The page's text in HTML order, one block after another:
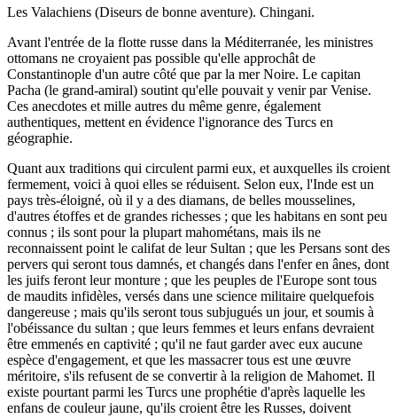
Les Valachiens (Diseurs de bonne aventure). Chingani.
Avant l'entrée de la flotte russe dans la Méditerranée, les ministres
ottomans ne croyaient pas possible qu'elle approchât de
Constantinople d'un autre côté que par la mer Noire. Le capitan
Pacha (le grand-amiral) soutint qu'elle pouvait y venir par Venise.
Ces anecdotes et mille autres du même genre, également
authentiques, mettent en évidence l'ignorance des Turcs en
géographie.
Quant aux traditions qui circulent parmi eux, et auxquelles ils croient
fermement, voici à quoi elles se réduisent. Selon eux, l'Inde est un
pays très-éloigné, où il y a des diamans, de belles mousselines,
d'autres étoffes et de grandes richesses ; que les habitans en sont peu
connus ; ils sont pour la plupart mahométans, mais ils ne
reconnaissent point le califat de leur Sultan ; que les Persans sont des
pervers qui seront tous damnés, et changés dans l'enfer en ânes, dont
les juifs feront leur monture ; que les peuples de l'Europe sont tous
de maudits infidèles, versés dans une science militaire quelquefois
dangereuse ; mais qu'ils seront tous subjugués un jour, et soumis à
l'obéissance du sultan ; que leurs femmes et leurs enfans devraient
être emmenés en captivité ; qu'il ne faut garder avec eux aucune
espèce d'engagement, et que les massacrer tous est une œuvre
méritoire, s'ils refusent de se convertir à la religion de Mahomet. Il
existe pourtant parmi les Turcs une prophétie d'après laquelle les
enfans de couleur jaune, qu'ils croient être les Russes, doivent